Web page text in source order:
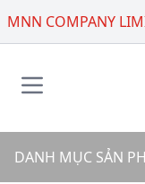
MNN COMPANY
DANH MỤC SẢN